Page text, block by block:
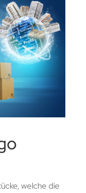
welche die